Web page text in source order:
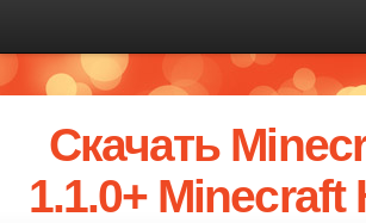
Скачать
1.1.0+ Minecraft